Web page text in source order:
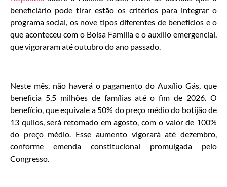
beneficiário pode tirar estão os critérios para integrar o
programa social, os nove tipos diferentes de benefícios e o
que aconteceu com o Bolsa Família e o auxílio emergencial,
que vigoraram até outubro do ano passado.
Neste mês, não haverá o pagamento do Auxílio Gás, que
beneficia 5,5 milhões de famílias até o fim de 2026. O
benefício, que equivale a 50% do preço médio do botijão de
13 quilos, será retomado em agosto, com o valor de 100%
do preço médio. Esse aumento vigorará até dezembro,
conforme emenda constitucional promulgada pelo
Congresso.